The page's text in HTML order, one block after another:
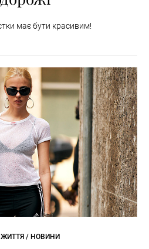
має бути красивим!
/ НОВИНИ